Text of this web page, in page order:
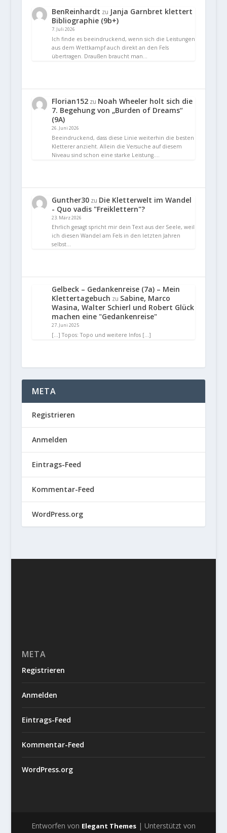
BenReinhardt zu Janja Garnbret klettert
Bibliographie (9b+)
7. Juli 2026
Ich finde es beeindruckend, wenn sich die Leistungen
aus dem Wettkampf auch direkt an den Fels
übertragen. Draußen braucht man…
Florian152zu Noah Wheeler holt sich die
7. Begehung von „Burden of Dreams“
(9A)
26. Juni 2026
Beeindruckend, dass diese Linie weiterhin die besten
Kletterer anzieht. Allein die Versuche auf diesem
Niveau sind schon eine starke Leistung.…
Gunther30zu Die Kletterwelt im Wandel
- Quo vadis "Freiklettern"?
23. März 2026
Ehrlich gesagt spricht mir dein Text aus der Seele, weil
ich diesen Wandel am Fels in den letzten Jahren
selbst…
Gelbeck – Gedankenreise (7a) – Mein
Klettertagebuch zu Sabine, Marco
Wasina, Walter Schierl und Robert Glück
machen eine "Gedankenreise"
27. Juni 2025
[…] Topos: Topo und weitere Infos […]
META
Registrieren
Anmelden
Eintrags-Feed
Kommentar-Feed
WordPress.org
META
Registrieren
Anmelden
Eintrags-Feed
Kommentar-Feed
WordPress.org
Entworfen von Elegant Themes| Unterstützt von